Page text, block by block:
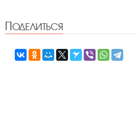
Поделиться